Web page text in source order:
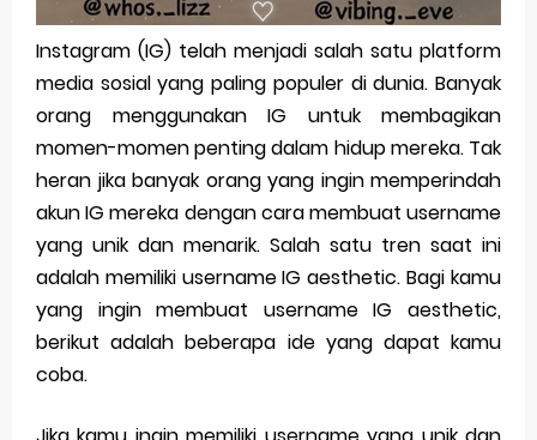
Siap Video Call, tapi Download Aplikasinya Dulu, Abangku
Thursday, 6 August
Instagram (IG) telah menjadi salah satu platform
media sosial yang paling populer di dunia. Banyak
orang menggunakan IG untuk membagikan
momen-momen penting dalam hidup mereka. Tak
heran jika banyak orang yang ingin memperindah
akun IG mereka dengan cara membuat username
yang unik dan menarik. Salah satu tren saat ini
adalah memiliki username IG aesthetic. Bagi kamu
yang ingin membuat username IG aesthetic,
berikut adalah beberapa ide yang dapat kamu
coba.